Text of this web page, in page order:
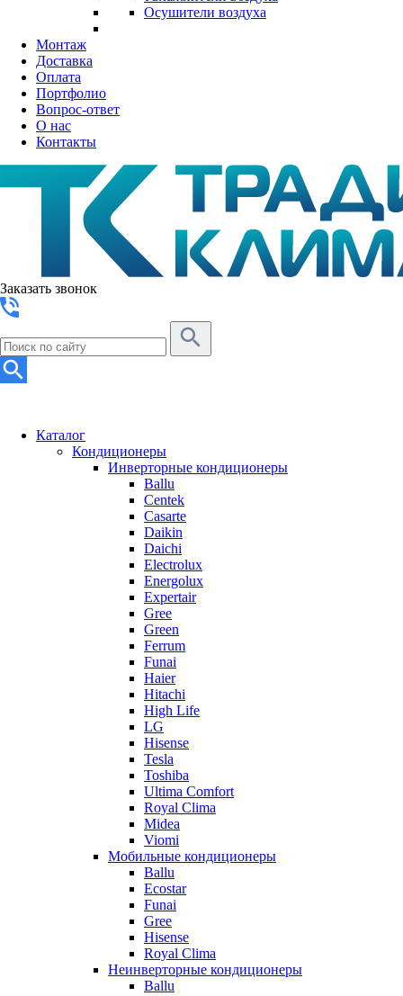
Осушители воздуха
Монтаж
Доставка
Оплата
Портфолио
Вопрос-ответ
О нас
Контакты
Заказать звонок
Каталог
Кондиционеры
Инверторные кондиционеры
Ballu
Centek
Casarte
Daikin
Daichi
Electrolux
Energolux
Expertair
Gree
Green
Ferrum
Funai
Haier
Hitachi
High Life
LG
Hisense
Tesla
Toshiba
Ultima Comfort
Royal Clima
Midea
Viomi
Мобильные кондиционеры
Ballu
Ecostar
Funai
Gree
Hisense
Royal Clima
Неинверторные кондиционеры
Ballu